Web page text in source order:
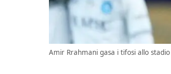
Amir Rrahmani gasa i tifosi allo stadio